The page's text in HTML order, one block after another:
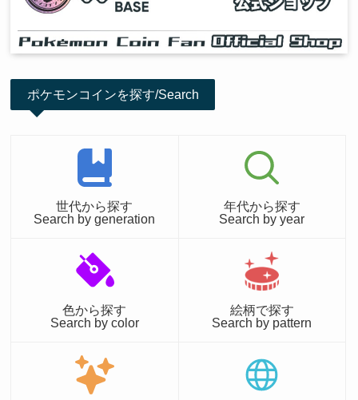
ポケモンコインを探す/Search
世代から探す
Search by generation
年代から探す
Search by year
色から探す
Search by color
絵柄で探す
Search by pattern